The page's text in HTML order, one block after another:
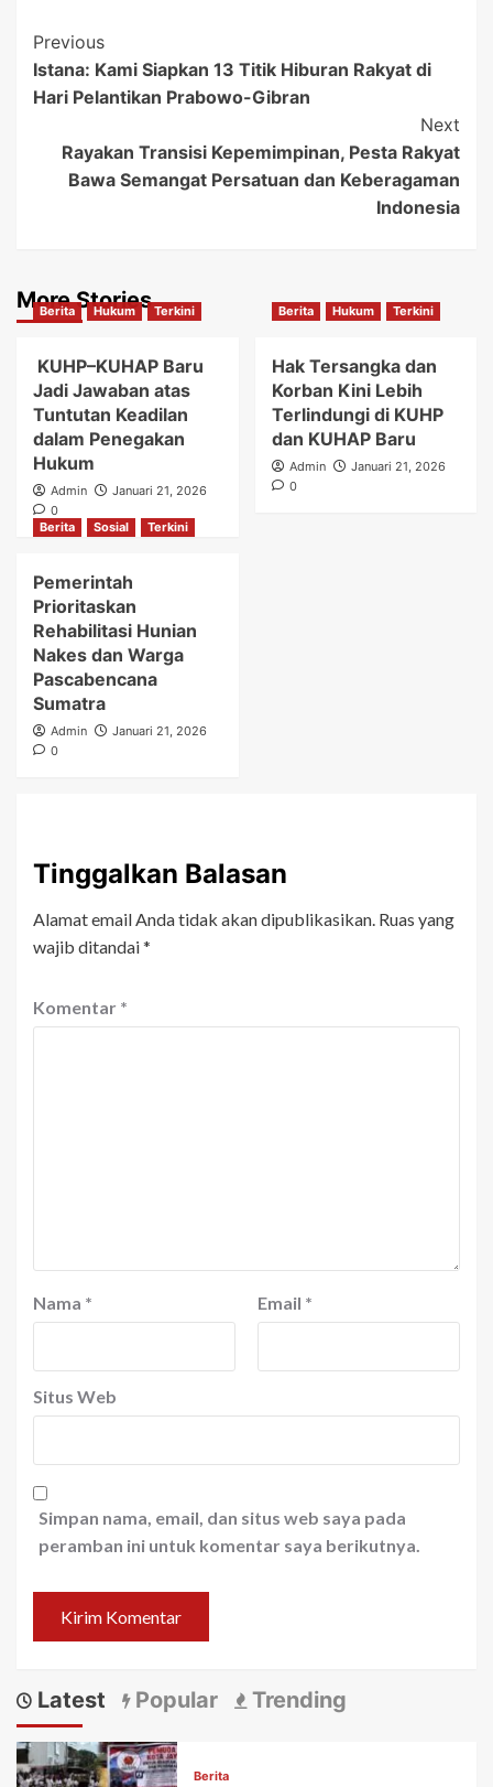
Post
Navigation
Previous
Istana: Kami Siapkan 13 Titik Hiburan Rakyat di
Hari Pelantikan Prabowo-Gibran
Next
Rayakan Transisi Kepemimpinan, Pesta Rakyat
Bawa Semangat Persatuan dan Keberagaman
Indonesia
More Stories
Berita Hukum Terkini
KUHP–KUHAP Baru
Jadi Jawaban atas
Tuntutan Keadilan
dalam Penegakan
Hukum
Admin
Januari 21, 2026
0
Berita Hukum Terkini
Hak Tersangka dan
Korban Kini Lebih
Terlindungi di KUHP
dan KUHAP Baru
Admin
Januari 21, 2026
0
Berita Sosial Terkini
Pemerintah
Prioritaskan
Rehabilitasi Hunian
Nakes dan Warga
Pascabencana
Sumatra
Admin
Januari 21, 2026
0
Tinggalkan Balasan
Alamat email Anda tidak akan dipublikasikan. Ruas yang
wajib ditandai*
Komentar *
Nama * Email *
Situs Web
Simpan nama, email, dan situs web saya pada
peramban ini untuk komentar saya berikutnya.
Latest Popular Trending
Berita